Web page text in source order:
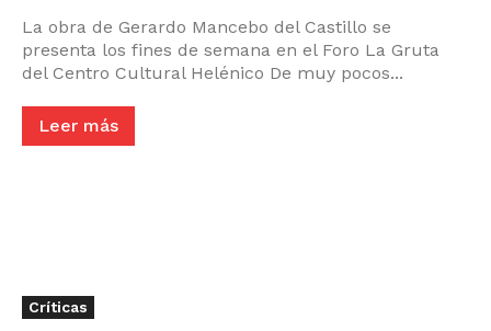
La obra de Gerardo Mancebo del Castillo se
presenta los fines de semana en el Foro La Gruta
del Centro Cultural Helénico De muy pocos...
Leer más
Críticas